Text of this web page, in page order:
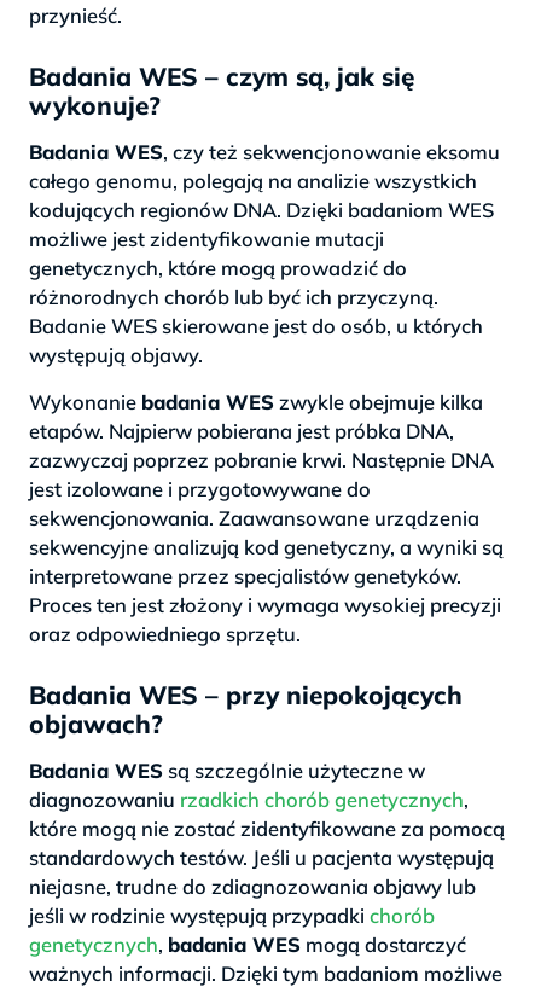
przynieść.
Badania WES – czym są, jak się
wykonuje?
Badania WES, czy też sekwencjonowanie eksomu
całego genomu, polegają na analizie wszystkich
kodujących regionów DNA. Dzięki badaniom WES
możliwe jest zidentyfikowanie mutacji
genetycznych, które mogą prowadzić do
różnorodnych chorób lub być ich przyczyną.
Badanie WES skierowane jest do osób, u których
występują objawy.
Wykonanie badania WESzwykle obejmuje kilka
etapów. Najpierw pobierana jest próbka DNA,
zazwyczaj poprzez pobranie krwi. Następnie DNA
jest izolowane i przygotowywane do
sekwencjonowania. Zaawansowane urządzenia
sekwencyjne analizują kod genetyczny, a wyniki są
interpretowane przez specjalistów genetyków.
Proces ten jest złożony i wymaga wysokiej precyzji
oraz odpowiedniego sprzętu.
Badania WES – przy niepokojących
objawach?
Badania WES są szczególnie użyteczne w
diagnozowaniu rzadkich chorób genetycznych,
które mogą nie zostać zidentyfikowane za pomocą
standardowych testów. Jeśli u pacjenta występują
niejasne, trudne do zdiagnozowania objawy lub
jeśli w rodzinie występują przypadki chorób
genetycznych, badania WES mogą dostarczyć
ważnych informacji. Dzięki tym badaniom możliwe